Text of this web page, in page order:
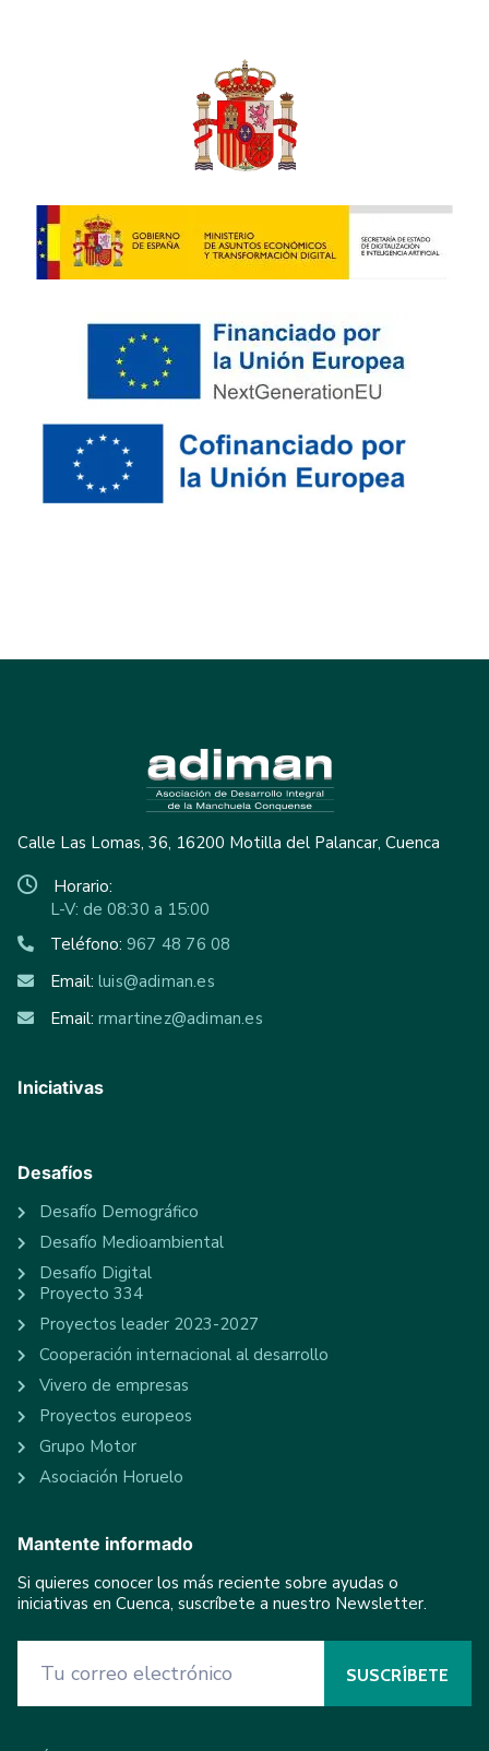
Calle Las Lomas, 36, 16200 Motilla del Palancar, Cuenca
Horario:
L-V: de 08:30 a 15:00
Teléfono: 967 48 76 08
Email: luis@adiman.es
Email: rmartinez@adiman.es
Iniciativas
Desafíos
Desafío Demográfico
Desafío Medioambiental
Desafío Digital
Proyecto 334
Proyectos leader 2023-2027
Cooperación internacional al desarrollo
Vivero de empresas
Proyectos europeos
Grupo Motor
Asociación Horuelo
Mantente informado
Si quieres conocer los más reciente sobre ayudas o
iniciativas en Cuenca, suscríbete a nuestro Newsletter.